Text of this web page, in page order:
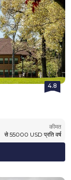
4.8
कीमत
से 55000 USD प्रति वर्ष